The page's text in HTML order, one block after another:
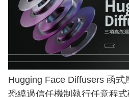
Hugging Face Diffusers 函式
恐繞過信任機制執行任意程